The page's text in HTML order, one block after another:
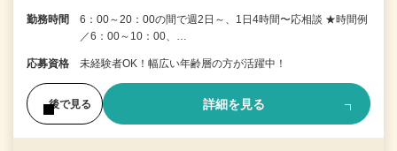
勤務時間
6：00～20：00の間で週2日～、1日4時間〜応相談 ★時間例
／6：00～10：00、…
応募資格 未経験者OK！幅広い年齢層の方が活躍中！
後で見る 詳細を見る